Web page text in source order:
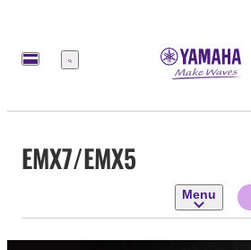
Menu
EMX7/EMX5
Menu